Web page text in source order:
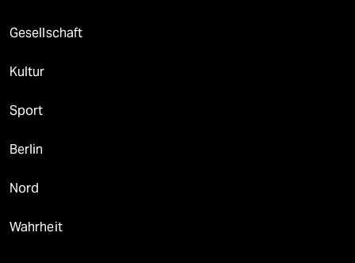
Gesellschaft
Kultur
Sport
Berlin
Nord
Wahrheit